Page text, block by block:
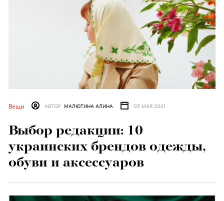
Вещи АВТОР МАЛЮТИНА АЛИНА 05 МАЯ 2021
Выбор редакции: 10
украинских брендов одежды,
обуви и аксессуаров